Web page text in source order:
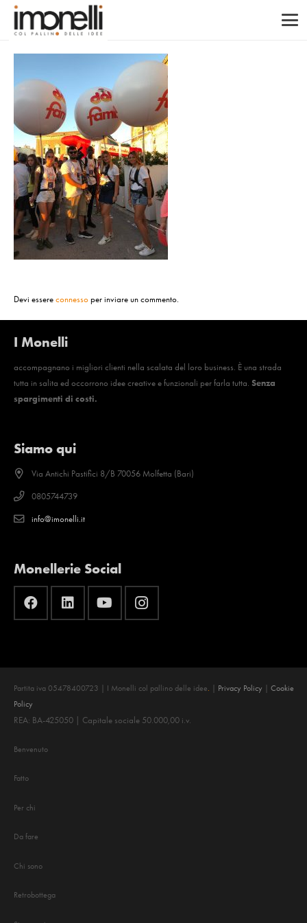
Devi essere connessoper inviare un commento.
I Monelli
accompagnano i migliori clienti nella scalata del loro business. È una strada
tutta in salita ed occorrono idee creative e funzionali per farla tutta. Senza
spargimenti di costi.
Siamo qui
Via Antichi Pastifici 8/B 70056 Molfetta (Bari)
0805744739
info@imonelli.it
Monellerie Social
Partita iva 05478400723 | I Monelli col pallino delle idee. Privacy Policy
Cookie
Policy
REA: BA-425050 | Capitale sociale 50.000,00 i.v.
Benvenuto
Fatto
Per chi
Da fare
Chi sono
Retrobottega